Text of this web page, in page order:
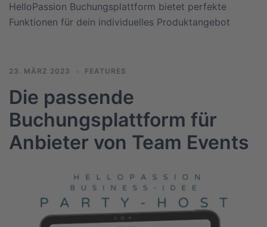
HelloPassion Buchungsplattform bietet perfekte
Funktionen für dein individuelles Produktangebot
23. MÄRZ 2023 FEATURES
Die passende
Buchungsplattform für
Anbieter von Team Events